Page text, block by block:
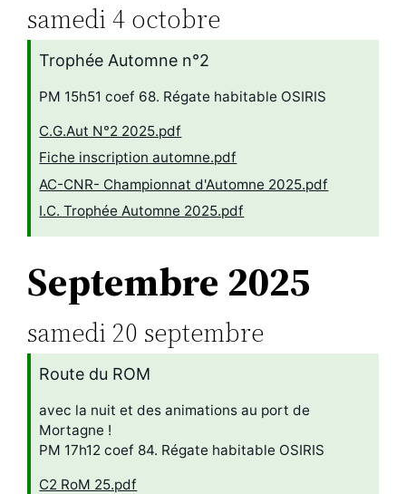
samedi 4 octobre
Trophée Automne n°2
PM 15h51 coef 68. Régate habitable OSIRIS
C.G.Aut N°2 2025.pdf
Fiche inscription automne.pdf
AC-CNR- Championnat d'Automne 2025.pdf
I.C. Trophée Automne 2025.pdf
Septembre 2025
samedi 20 septembre
Route du ROM
avec la nuit et des animations au port de
Mortagne !
PM 17h12 coef 84. Régate habitable OSIRIS
C2 RoM 25.pdf